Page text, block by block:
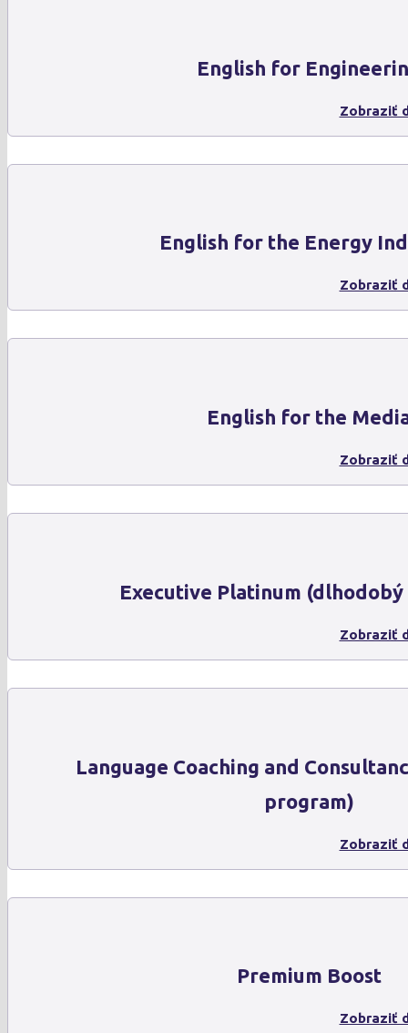
English for
Zobraziť
English for the Energy
Zobraziť
English for the
Zobraziť
Executive Platinum
Zobraziť
Language Coaching and
program)
Zobraziť
Premium Boost
Zobraziť